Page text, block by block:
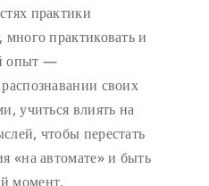
практики
практиковать и
опыт —
своих
учиться влиять на
чтобы перестать
«на автомате» и быть
момент.